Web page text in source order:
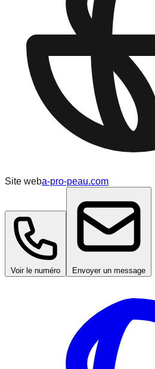
Site weba-pro-peau.com
Voir le numéro Envoyer un message